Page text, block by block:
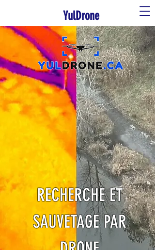
YulDrone
RECHERCHE ET
SAUVETAGE PAR